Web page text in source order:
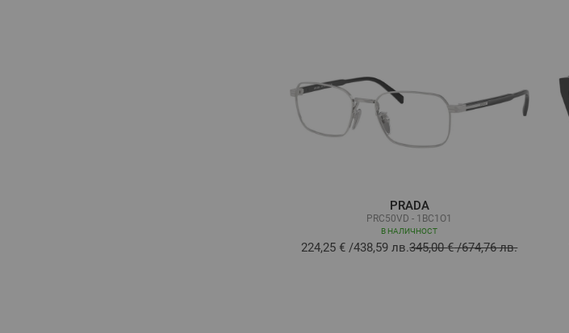
PRADA
PRC50VD - 1BC1O1
В НАЛИЧНОСТ
224,25 € /438,59 лв.345,00 €/674,76 лв.